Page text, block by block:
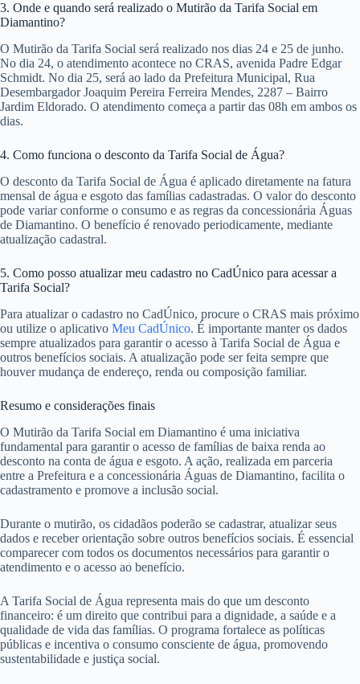
3. Onde e quando será realizado o Mutirão da Tarifa Social em
Diamantino?
O Mutirão da Tarifa Social será realizado nos dias 24 e 25 de junho.
No dia 24, o atendimento acontece no CRAS, avenida Padre Edgar
Schmidt. No dia 25, será ao lado da Prefeitura Municipal, Rua
Desembargador Joaquim Pereira Ferreira Mendes, 2287 – Bairro
Jardim Eldorado. O atendimento começa a partir das 08h em ambos os
dias.
4. Como funciona o desconto da Tarifa Social de Água?
O desconto da Tarifa Social de Água é aplicado diretamente na fatura
mensal de água e esgoto das famílias cadastradas. O valor do desconto
pode variar conforme o consumo e as regras da concessionária Águas
de Diamantino. O benefício é renovado periodicamente, mediante
atualização cadastral.
5. Como posso atualizar meu cadastro no CadÚnico para acessar a
Tarifa Social?
Para atualizar o cadastro no CadÚnico, procure o CRAS mais próximo
ou utilize o aplicativo Meu CadÚnico. É importante manter os dados
sempre atualizados para garantir o acesso à Tarifa Social de Água e
outros benefícios sociais. A atualização pode ser feita sempre que
houver mudança de endereço, renda ou composição familiar.
Resumo e considerações finais
O Mutirão da Tarifa Social em Diamantino é uma iniciativa
fundamental para garantir o acesso de famílias de baixa renda ao
desconto na conta de água e esgoto. A ação, realizada em parceria
entre a Prefeitura e a concessionária Águas de Diamantino, facilita o
cadastramento e promove a inclusão social.
Durante o mutirão, os cidadãos poderão se cadastrar, atualizar seus
dados e receber orientação sobre outros benefícios sociais. É essencial
comparecer com todos os documentos necessários para garantir o
atendimento e o acesso ao benefício.
A Tarifa Social de Água representa mais do que um desconto
financeiro: é um direito que contribui para a dignidade, a saúde e a
qualidade de vida das famílias. O programa fortalece as políticas
públicas e incentiva o consumo consciente de água, promovendo
sustentabilidade e justiça social.